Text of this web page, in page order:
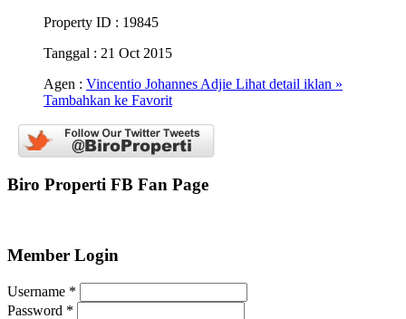
Property ID : 19845
Tanggal : 21 Oct 2015
Agen : Vincentio Johannes Adjie Lihat detail iklan »
Tambahkan ke Favorit
Biro Properti FB Fan Page
Member Login
Username *
Password *